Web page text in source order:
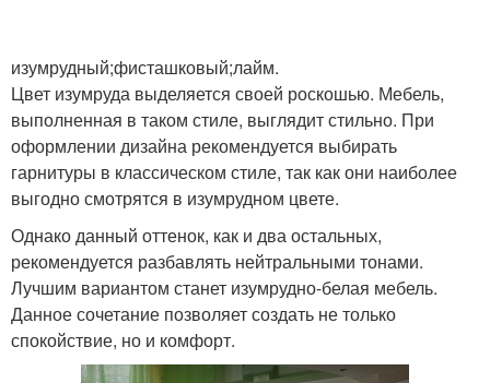
Кухни в оттенке
Кухни в зеленых тонах Белым в интерьере
Кухня в интерьере Бело-зеленые кухни
изумрудный;фисташковый;лайм.
Цвет изумруда выделяется своей роскошью. Мебель,
выполненная в таком стиле, выглядит стильно. При
оформлении дизайна рекомендуется выбирать
гарнитуры в классическом стиле, так как они наиболее
выгодно смотрятся в изумрудном цвете.
Однако данный оттенок, как и два остальных,
рекомендуется разбавлять нейтральными тонами.
Лучшим вариантом станет изумрудно-белая мебель.
Данное сочетание позволяет создать не только
спокойствие, но и комфорт.